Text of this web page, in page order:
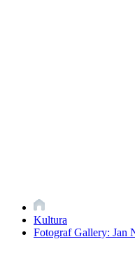
Kultura
Fotograf Gallery: Jan